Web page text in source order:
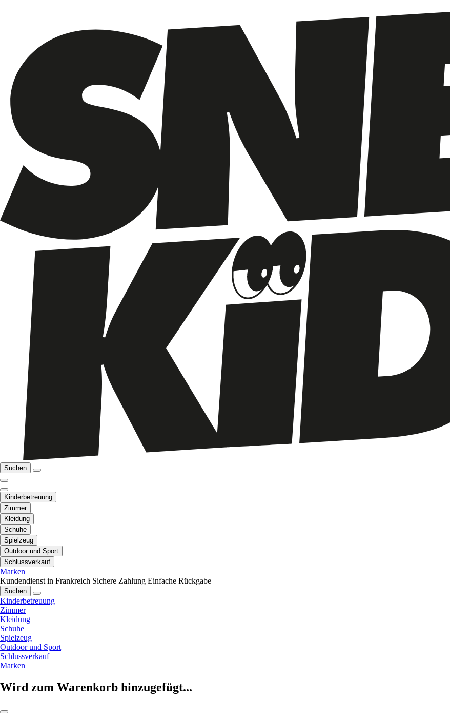
Suchen
Kinderbetreuung
Zimmer
Kleidung
Schuhe
Spielzeug
Outdoor und Sport
Schlussverkauf
Marken
Kundendienst in Frankreich Sichere Zahlung Einfache Rückgabe
Suchen
Kinderbetreuung
Zimmer
Kleidung
Schuhe
Spielzeug
Outdoor und Sport
Schlussverkauf
Marken
Wird zum Warenkorb hinzugefügt...